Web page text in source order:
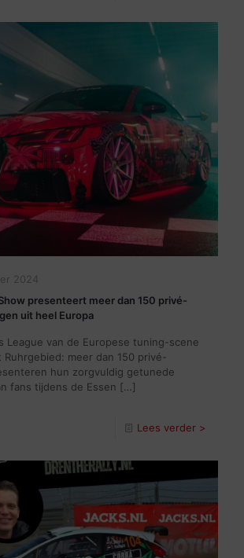
2024
presenteert meer dan 150 privé-
uit heel Europa
League van de Europese tuning-scene
Ruhrgebied: meer dan 150 privé-
hun zorgvuldig getunede
fans tijdens de Essen […]
Lees verder >